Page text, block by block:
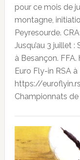
pour ce mois de
montagne,
Peyresourde.
Jusqu’au 3 juillet
à Besançon.
Euro Fly-in RSA
https://
Championnats